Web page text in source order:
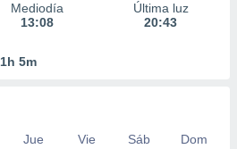
Mediodía
13:08
Última luz
20:43
1h 5m
Jue Vie Sáb
Dom